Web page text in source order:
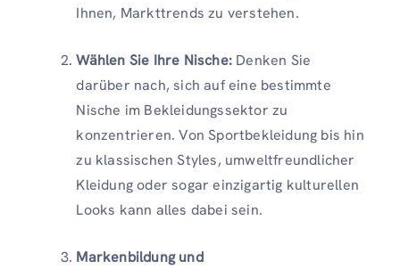
Ihnen, Markttrends zu verstehen.
Wählen Sie Ihre Nische: Denken Sie
darüber nach, sich auf eine bestimmte
Nische im Bekleidungssektor zu
konzentrieren. Von Sportbekleidung bis hin
zu klassischen Styles, umweltfreundlicher
Kleidung oder sogar einzigartig kulturellen
Looks kann alles dabei sein.
Markenbildung und